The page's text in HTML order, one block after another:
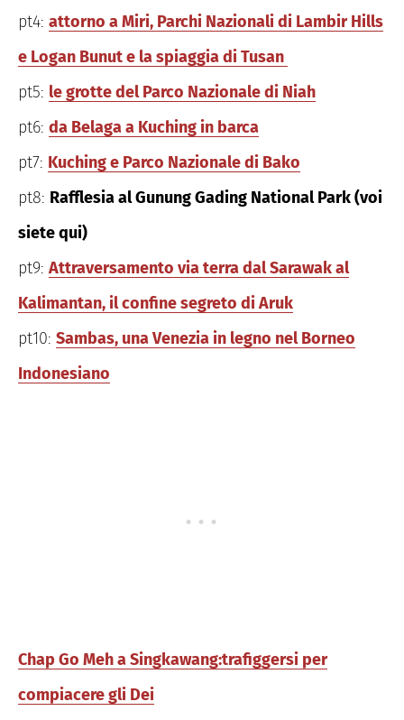
pt4: attorno a Miri, Parchi Nazionali di Lambir Hills
e Logan Bunut e la spiaggia di Tusan
pt5: le grotte del Parco Nazionale di Niah
pt6: da Belaga a Kuching in barca
pt7: Kuching e Parco Nazionale di Bako
pt8: Rafflesia al Gunung Gading National Park (voi
siete qui)
pt9: Attraversamento via terra dal Sarawak al
Kalimantan, il confine segreto di Aruk
pt10: Sambas, una Venezia in legno nel Borneo
Indonesiano
Chap Go Meh a Singkawang:trafiggersi per
compiacere gli Dei